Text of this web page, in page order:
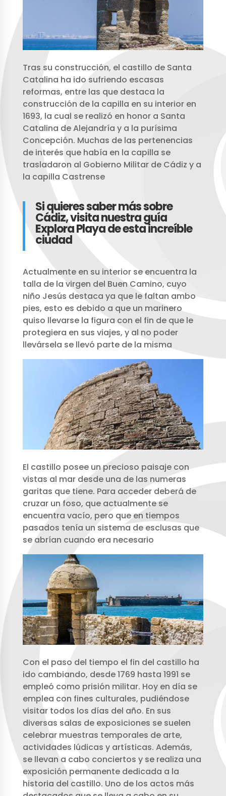
Tras su construcción, el castillo de Santa
Catalina ha ido sufriendo escasas
reformas, entre las que destaca la
construcción de la capilla en su interior en
1693, la cual se realizó en honor a Santa
Catalina de Alejandría y a la purísima
Concepción. Muchas de las pertenencias
de interés que había en la capilla se
trasladaron al Gobierno Militar de Cádiz y a
la capilla Castrense
Si quieres saber más sobre
Cádiz, visita nuestra guía
Explora Playa de esta increíble
ciudad
Actualmente en su interior se encuentra la
talla de la virgen del Buen Camino, cuyo
niño Jesús destaca ya que le faltan ambo
pies, esto es debido a que un marinero
quiso llevarse la figura con el fin de que le
protegiera en sus viajes, y al no poder
llevársela se llevó parte de la misma
El castillo posee un precioso paisaje con
vistas al mar desde una de las numeras
garitas que tiene. Para acceder deberá de
cruzar un foso, que actualmente se
encuentra vacío, pero que en tiempos
pasados tenía un sistema de esclusas que
se abrían cuando era necesario
Con el paso del tiempo el fin del castillo ha
ido cambiando, desde 1769 hasta 1991 se
empleó como prisión militar. Hoy en día se
emplea con fines culturales, pudiéndose
visitar todos los días del año. En sus
diversas salas de exposiciones se suelen
celebrar muestras temporales de arte,
actividades lúdicas y artísticas. Además,
se llevan a cabo conciertos y se realiza una
exposición permanente dedicada a la
historia del castillo. Uno de los actos más